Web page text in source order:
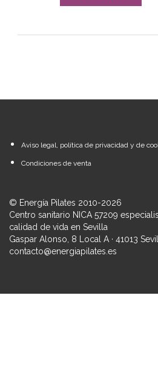
Aviso legal, política de privacidad y de
Condiciones de venta
© Energía Pilates 2010-2026
Centro sanitario NICA 57209
calidad de vida en Sevilla
Gaspar Alonso, 8 Local A · 41013
contacto@energiapilates.es